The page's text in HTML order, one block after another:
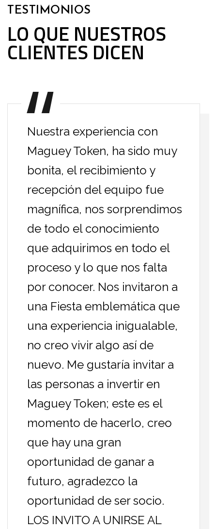
TESTIMONIOS
LO QUE NUESTROS
CLIENTES DICEN
Nuestra experiencia con
Maguey Token, ha sido muy
bonita, el recibimiento y
recepción del equipo fue
magnífica, nos sorprendimos
de todo el conocimiento
que adquirimos en todo el
proceso y lo que nos falta
por conocer. Nos invitaron a
una Fiesta emblemática que
una experiencia inigualable,
no creo vivir algo así de
nuevo. Me gustaría invitar a
las personas a invertir en
Maguey Token; este es el
momento de hacerlo, creo
que hay una gran
oportunidad de ganar a
futuro, agradezco la
oportunidad de ser socio.
LOS INVITO A UNIRSE AL